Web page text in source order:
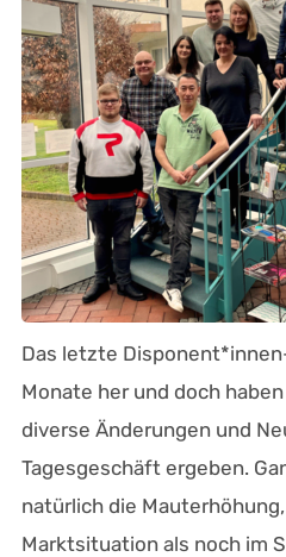
Das letzte
Monate her und doch
diverse Änderungen und
Tagesgeschäft ergeben.
natürlich die
Marktsituation als noch im